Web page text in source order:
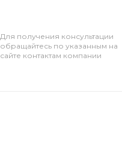
Для получения консультации
обращайтесь по указанным на
сайте контактам компании